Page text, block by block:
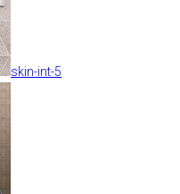
skin-int-5